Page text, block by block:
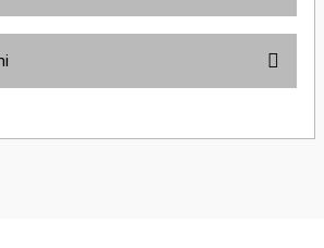
öneri formunu kullanarak tarafımıza